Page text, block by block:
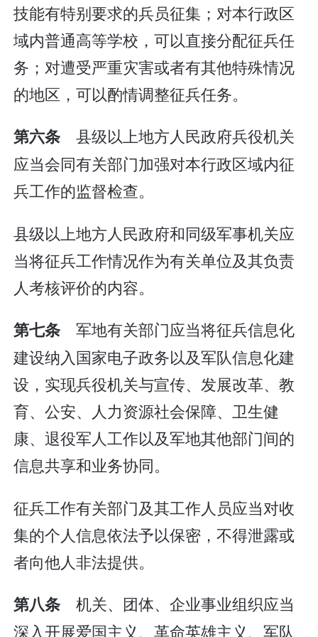
技能有特别要求的兵员征集；对本行政区
域内普通高等学校，可以直接分配征兵任
务；对遭受严重灾害或者有其他特殊情况
的地区，可以酌情调整征兵任务。
第六条 县级以上地方人民政府兵役机关
应当会同有关部门加强对本行政区域内征
兵工作的监督检查。
县级以上地方人民政府和同级军事机关应
当将征兵工作情况作为有关单位及其负责
人考核评价的内容。
第七条 军地有关部门应当将征兵信息化
建设纳入国家电子政务以及军队信息化建
设，实现兵役机关与宣传、发展改革、教
育、公安、人力资源社会保障、卫生健
康、退役军人工作以及军地其他部门间的
信息共享和业务协同。
征兵工作有关部门及其工作人员应当对收
集的个人信息依法予以保密，不得泄露或
者向他人非法提供。
第八条 机关、团体、企业事业组织应当
深入开展爱国主义、革命英雄主义、军队